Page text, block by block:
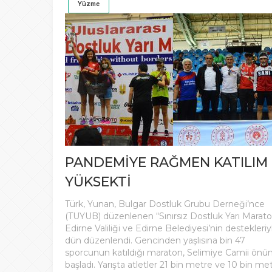
Yüzme
PANDEMİYE RAĞMEN KATILIM
YÜKSEKTİ
Türk, Yunan, Bulgar Dostluk Grubu Derneği’nce
(TUYUB) düzenlenen “Sınırsız Dostluk Yarı
Edirne Valiliği ve Edirne Belediyesi’nin
dün düzenlendi. Gencinden yaşlısına bin 47
sporcunun katıldığı maraton, Selimiye Camii
başladı. Yarışta atletler 21 bin metre ve 10 bin